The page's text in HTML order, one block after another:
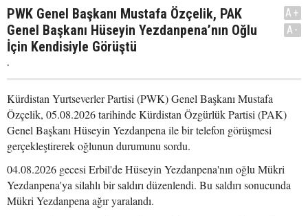
PWK Genel Başkanı Mustafa Özçelik, PAK
Genel Başkanı Hüseyin Yezdanpena’nın Oğlu
İçin Kendisiyle Görüştü
.
A+
A-
Kürdistan Yurtseverler Partisi (PWK) Genel Başkanı Mustafa
Özçelik, 05.08.2026 tarihinde Kürdistan Özgürlük Partisi (PAK)
Genel Başkanı Hüseyin Yezdanpena ile bir telefon görüşmesi
gerçekleştirerek oğlunun durumunu sordu.
04.08.2026 gecesi Erbil'de Hüseyin Yezdanpena'nın oğlu Mükri
Yezdanpena'ya silahlı bir saldırı düzenlendi. Bu saldırı sonucunda
Mükri Yezdanpena ağır yaralandı.